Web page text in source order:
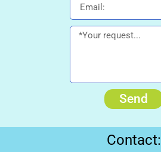
Send
Contact: